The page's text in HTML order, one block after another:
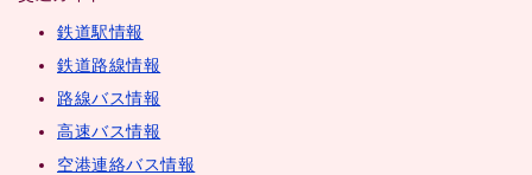
鉄道駅情報
鉄道路線情報
路線バス情報
高速バス情報
空港連絡バス情報